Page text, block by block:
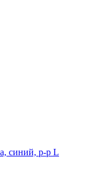
синий, р-р L